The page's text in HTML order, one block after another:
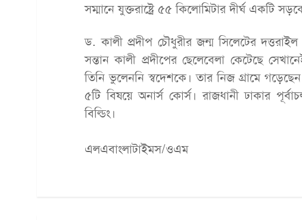
সম্মানে যুক্তরাষ্ট্রে ৫৫ কিলোমিটার দীর্ঘ একটি
ড. কালী প্রদীপ চৌধুরীর জন্ম সিলেটের
সন্তান কালী প্রদীপের ছেলেবেলা কেটেছে
তিনি ভুলেননি স্বদেশকে। তার নিজ গ্রামে
৫টি বিষয়ে অনার্স কোর্স। রাজধানী ঢাকার
বিল্ডিং।
এলএবাংলাটাইমস/ওএম